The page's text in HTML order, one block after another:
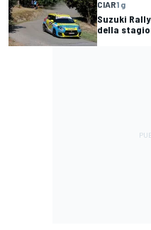
CIAR1 g
Suzuki
della